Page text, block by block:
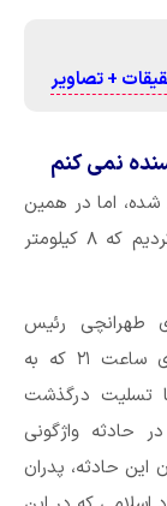
+ تصاویر
نمی کنم
شده، اما در همین
مدت کوتاه قرارداد با شرکت پیمانکار منعقد کردیم که ۸ کیلومتر
طهرانچی رئیس
دانشگاه آزاد اسلامی در گفتگو با بخش خبری ساعت ۲۱ که به
تسلیت درگذشت
حادثه واژگونی
این حادثه، پدران